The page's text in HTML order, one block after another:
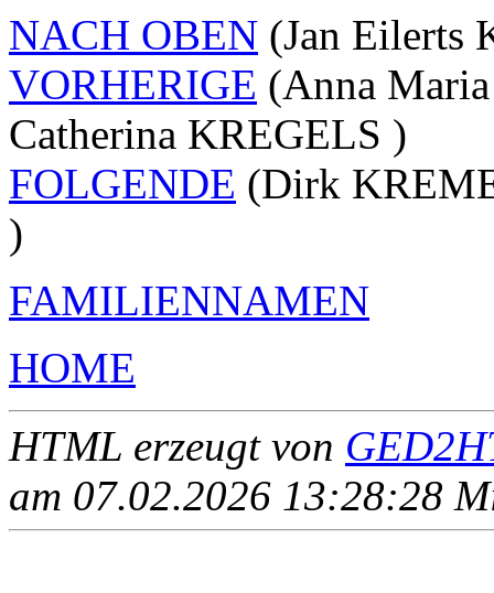
NACH OBEN (Jan Eilerts
VORHERIGE (Anna
Catherina KREGELS )
FOLGENDE (Dirk
)
FAMILIENNAMEN
HOME
HTML erzeugt von
am 07.02.2026 13:28:28